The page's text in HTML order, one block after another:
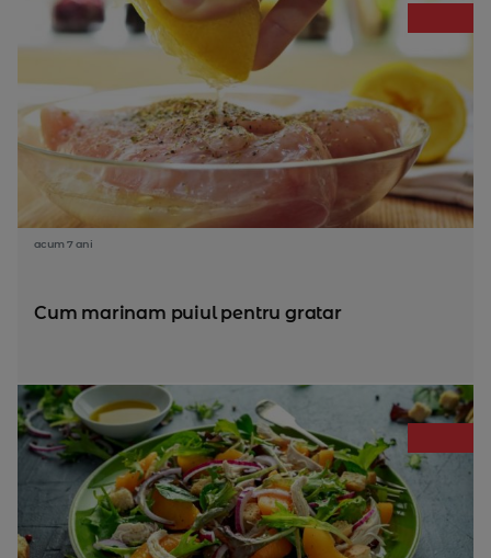
acum 7 ani
Cum marinam puiul pentru gratar